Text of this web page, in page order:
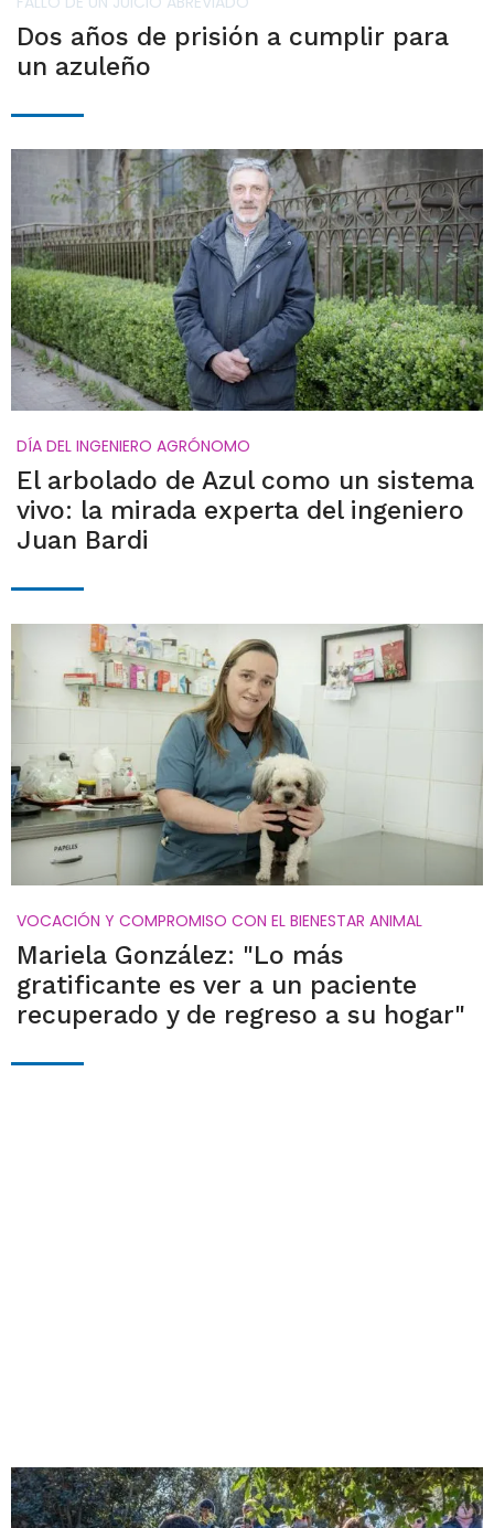
Dos años de prisión a cumplir para
un azuleño
DÍA DEL INGENIERO AGRÓNOMO
El arbolado de Azul como un sistema
vivo: la mirada experta del ingeniero
Juan Bardi
VOCACIÓN Y COMPROMISO CON EL BIENESTAR ANIMAL
Mariela González: "Lo más
gratificante es ver a un paciente
recuperado y de regreso a su hogar"